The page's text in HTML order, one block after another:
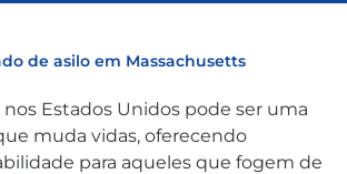
de asilo em Massachusetts
Estados Unidos pode ser uma
muda vidas, oferecendo
para aqueles que fogem de